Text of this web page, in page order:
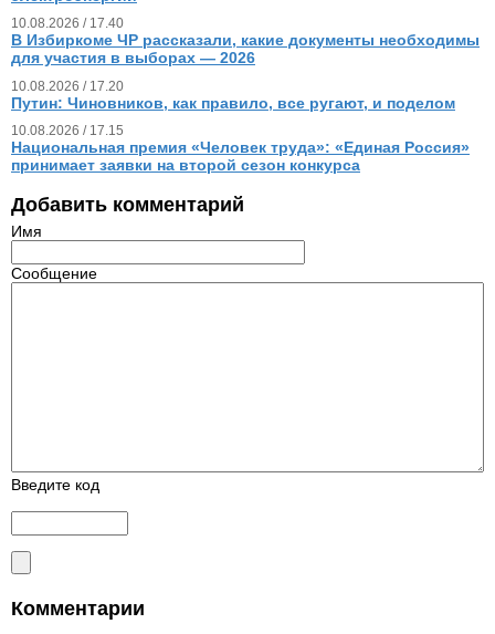
10.08.2026 / 17.40
В Избиркоме ЧР рассказали, какие документы необходимы
для участия в выборах — 2026
10.08.2026 / 17.20
Путин: Чиновников, как правило, все ругают, и поделом
10.08.2026 / 17.15
Национальная премия «Человек труда»: «Единая Россия»
принимает заявки на второй сезон конкурса
Добавить комментарий
Имя
Сообщение
Введите код
Комментарии